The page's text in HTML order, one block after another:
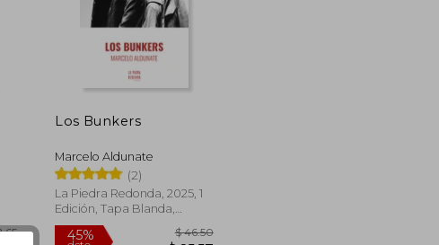
$ 15.68
45%
dcto.
Los Bunkers
Marcelo Aldunate
(2)
La Piedra Redonda, 2025, 1
Edición, Tapa Blanda,
Nuevo